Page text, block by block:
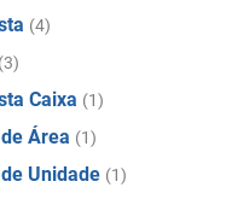
(4)
(3)
Caixa (1)
Área (1)
Unidade (1)